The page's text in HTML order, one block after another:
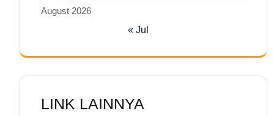
August 2026
« Jul
LINK LAINNYA